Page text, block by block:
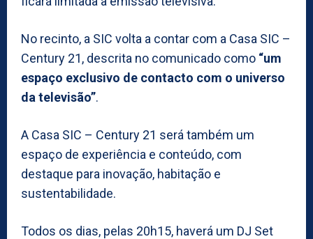
No recinto, a SIC volta a contar com a Casa SIC –
Century 21, descrita no comunicado como “um
espaço exclusivo de contacto com o universo
da televisão”.
A Casa SIC – Century 21 será também um
espaço de experiência e conteúdo, com
destaque para inovação, habitação e
sustentabilidade.
Todos os dias, pelas 20h15, haverá um DJ Set